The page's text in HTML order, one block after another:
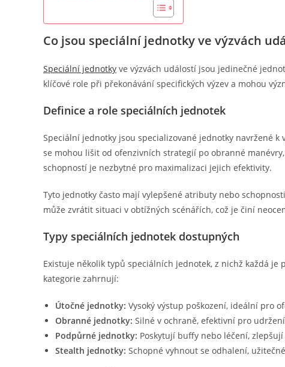
Co jsou speciální jednotky ve výzvách
Speciální jednotky ve výzvách událostí jsou jedinečné
klíčové role při překonávání specifických výzev a mohou
Definice a role speciálních jednotek
Speciální jednotky jsou specializované jednotky navržené
se mohou lišit od ofenzivních strategií po obranné
schopností je nezbytné pro maximalizaci jejich efektivity.
Tyto jednotky často mají vylepšené atributy nebo
může zvrátit situaci v obtížných scénářích, což je činí
Typy speciálních jednotek dostupných
Existuje několik typů speciálních jednotek, z nichž každá
kategorie zahrnují:
Útočné jednotky: Vysoký výstup poškození, ideální pro
Obranné jednotky: Silné v ochraně, efektivní pro
Podpůrné jednotky: Poskytují buffy nebo léčení,
Stealth jednotky: Schopné vyhnout se odhalení,